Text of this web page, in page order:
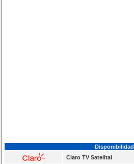
Disponibilidad
Claro TV Satelital